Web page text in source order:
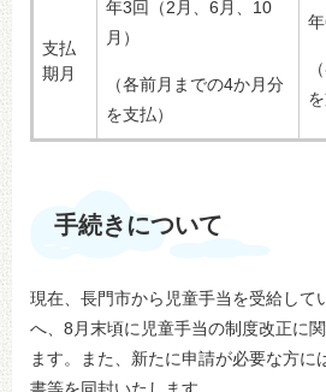
支払
期月
年3回（2月、6月、10
月）
（各前月までの4か月分
を支払）
手続きについて
現在、長門市から児童手当を受給して
へ、8月末頃に児童手当の制度改正に
ます。また、新たに申請が必要な方に